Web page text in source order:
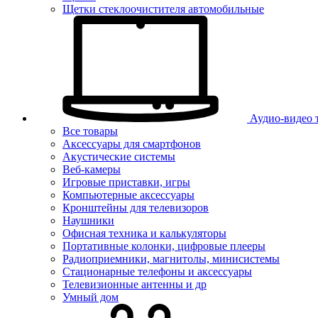
Щетки стеклоочистителя автомобильные
Аудио-видео
Все товары
Аксессуары для смартфонов
Акустические системы
Веб-камеры
Игровые приставки, игры
Компьютерные аксессуары
Кронштейны для телевизоров
Наушники
Офисная техника и калькуляторы
Портативные колонки, цифровые плееры
Радиоприемники, магнитолы, минисистемы
Стационарные телефоны и аксессуары
Телевизионные антенны и др
Умный дом